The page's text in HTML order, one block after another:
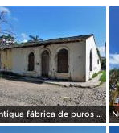
Antigua fábrica de puros La Fama